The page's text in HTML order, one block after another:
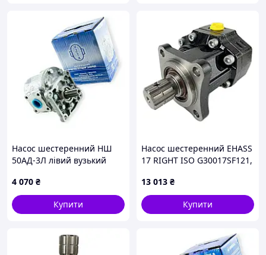
Насос шестеренний НШ
50АД-3Л лівий вузький
4 070 ₴
Купити
Насос шестеренний EHASS
17 RIGHT ISO G30017SF121,
Туреччина
13 013 ₴
Купити